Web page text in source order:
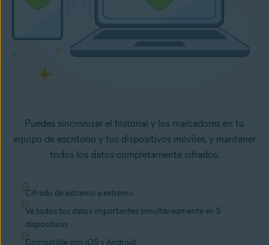
Puedes sincronizar el historial y los marcadores en tu
equipo de escritorio y tus dispositivos móviles, y mantener
todos los datos completamente cifrados.
Cifrado de extremo a extremo
Ve todos tus datos importantes simultáneamente en 5
dispositivos
Compatible con iOS y Android